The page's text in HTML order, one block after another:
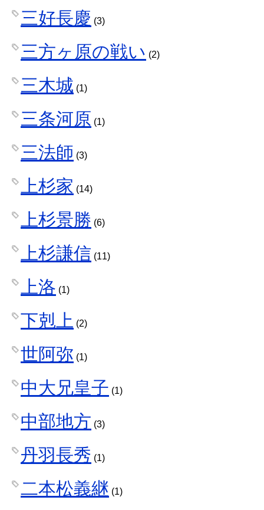
三好長慶 (3)
三方ヶ原の戦い (2)
三木城 (1)
三条河原 (1)
三法師 (3)
上杉家 (14)
上杉景勝 (6)
上杉謙信 (11)
上洛 (1)
下剋上 (2)
世阿弥 (1)
中大兄皇子 (1)
中部地方 (3)
丹羽長秀 (1)
二本松義継 (1)